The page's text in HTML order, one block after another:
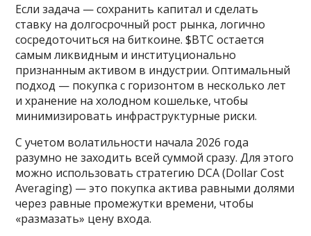
Если задача — сохранить капитал и сделать
ставку на долгосрочный рост рынка, логично
сосредоточиться на биткоине. $BTC остается
самым ликвидным и институционально
признанным активом в индустрии. Оптимальный
подход — покупка с горизонтом в несколько лет
и хранение на холодном кошельке, чтобы
минимизировать инфраструктурные риски.
С учетом волатильности начала 2026 года
разумно не заходить всей суммой сразу. Для этого
можно использовать стратегию DCA (Dollar Cost
Averaging) — это покупка актива равными долями
через равные промежутки времени, чтобы
«размазать» цену входа.